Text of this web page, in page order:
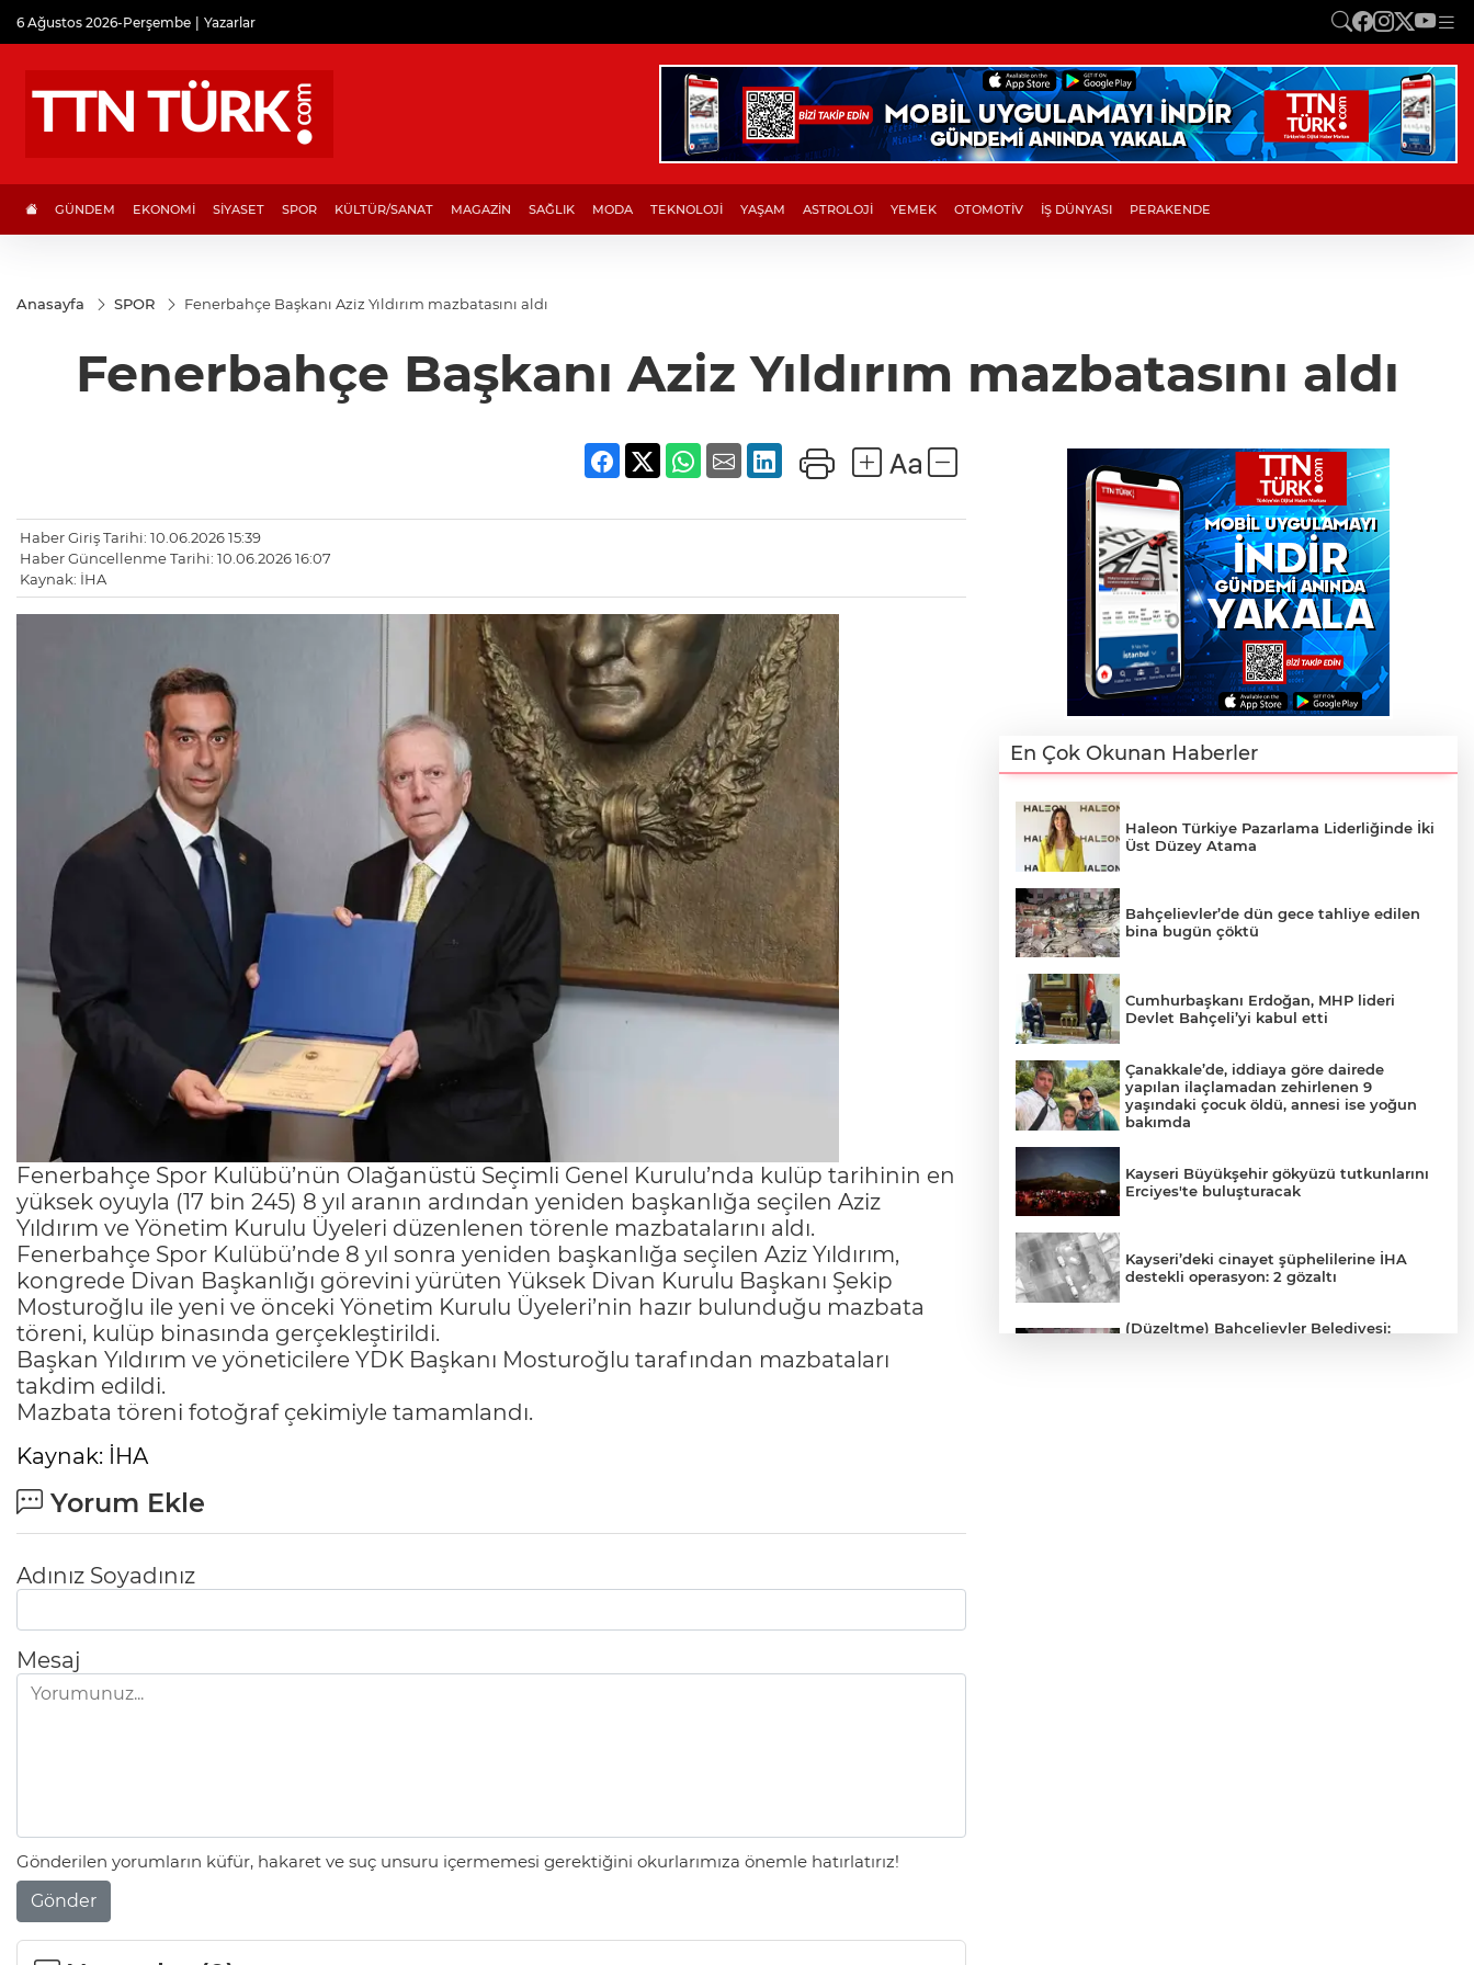
6 Ağustos 2026-Perşembe Yazarlar
GÜNDEM EKONOMİ SİYASET SPOR KÜLTÜR/SANAT MAGAZİN SAĞLIK MODA TEKNOLOJİ YAŞAM ASTROLOJİ YEMEK OTOMOTİV İŞ DÜNYASI PERAKENDE
Anasayfa SPOR Fenerbahçe Başkanı Aziz Yıldırım mazbatasını aldı
Fenerbahçe Başkanı Aziz Yıldırım mazbatasını aldı
Haber Giriş Tarihi: 10.06.2026 15:39
Haber Güncellenme Tarihi: 10.06.2026 16:07
Kaynak: İHA
Fenerbahçe Spor Kulübü’nün Olağanüstü Seçimli Genel Kurulu’nda kulüp tarihinin en
yüksek oyuyla (17 bin 245) 8 yıl aranın ardından yeniden başkanlığa seçilen Aziz
Yıldırım ve Yönetim Kurulu Üyeleri düzenlenen törenle mazbatalarını aldı.
Fenerbahçe Spor Kulübü’nde 8 yıl sonra yeniden başkanlığa seçilen Aziz Yıldırım,
kongrede Divan Başkanlığı görevini yürüten Yüksek Divan Kurulu Başkanı Şekip
Mosturoğlu ile yeni ve önceki Yönetim Kurulu Üyeleri’nin hazır bulunduğu mazbata
töreni, kulüp binasında gerçekleştirildi.
Başkan Yıldırım ve yöneticilere YDK Başkanı Mosturoğlu tarafından mazbataları
takdim edildi.
Mazbata töreni fotoğraf çekimiyle tamamlandı.
Kaynak: İHA
Yorum Ekle
Adınız Soyadınız
Mesaj
Gönderilen yorumların küfür, hakaret ve suç unsuru içermemesi gerektiğini okurlarımıza önemle hatırlatırız!
Gönder
En Çok Okunan Haberler
Haleon Türkiye Pazarlama Liderliğinde İki
Üst Düzey Atama
Bahçelievler’de dün gece tahliye edilen
bina bugün çöktü
Cumhurbaşkanı Erdoğan, MHP lideri
Devlet Bahçeli’yi kabul etti
Çanakkale’de, iddiaya göre dairede
yapılan ilaçlamadan zehirlenen 9
yaşındaki çocuk öldü, annesi ise yoğun
bakımda
Kayseri Büyükşehir gökyüzü tutkunlarını
Erciyes'te buluşturacak
Kayseri’deki cinayet şüphelilerine İHA
destekli operasyon: 2 gözaltı
(Düzeltme) Bahçelievler Belediyesi: